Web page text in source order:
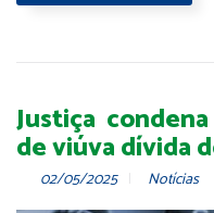
Justiça
de viúva dívida
02/05/2025 Notícias